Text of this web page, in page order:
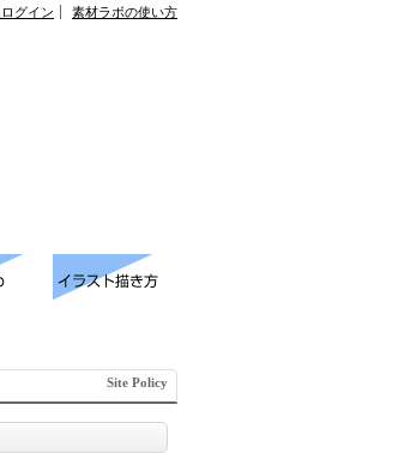
グイン 素材ラボの使い方
Site Policy